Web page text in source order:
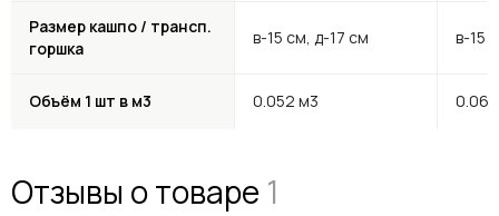
Размер кашпо / трансп.
горшка
в-15 см, д-17 см в-15
Объём 1 шт в м3 0.052 м3
Отзывы о товаре 1